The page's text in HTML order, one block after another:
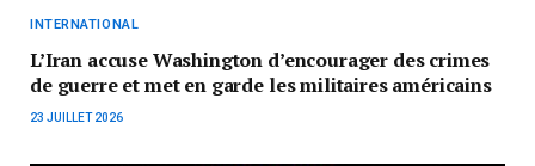
INTERNATIONAL
L’Iran accuse Washington d’encourager des crimes
de guerre et met en garde les militaires américains
23 JUILLET 2026